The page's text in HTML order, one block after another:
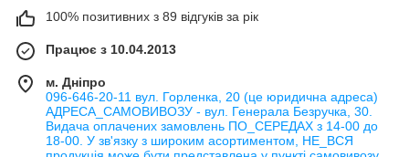
доступною ціною роблять цю колекцію привабливою для
забезпечує стійкість покриття до всіх видів побутових
100% позитивних з 89 відгуків за рік
Працює з 10.04.2013
м. Дніпро
096-646-20-11 вул. Горленка, 20 (це юридична адреса)
АДРЕСА_САМОВИВОЗУ - вул. Генерала Безручка, 30.
Видача оплачених замовлень ПО_СЕРЕДАХ з 14-00 до
18-00. У зв'язку з широким асортиментом, НЕ_ВСЯ